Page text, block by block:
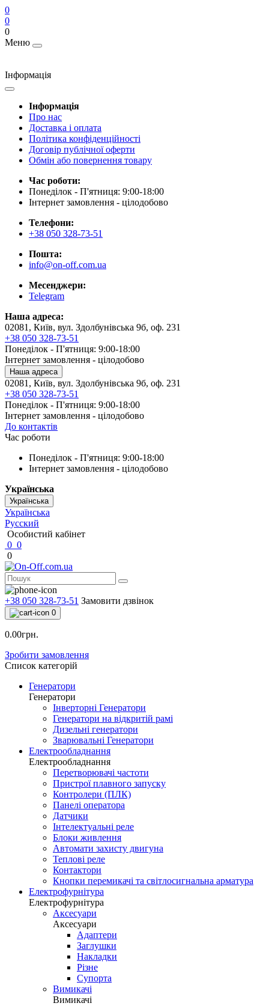
0
0
0
Меню
Інформація
Інформація
Про нас
Доставка і оплата
Політика конфіденційності
Договір публічної оферти
Обмін або повернення товару
Час роботи:
Понеділок - П'ятниця: 9:00-18:00
Інтернет замовлення - цілодобово
Телефони:
+38 050 328-73-51
Пошта:
info@on-off.com.ua
Месенджери:
Telegram
Наша адреса:
02081, Київ, вул. Здолбунівська 9б, оф. 231
+38 050 328-73-51
Понеділок - П'ятниця: 9:00-18:00
Інтернет замовлення - цілодобово
Наша адреса
02081, Київ, вул. Здолбунівська 9б, оф. 231
+38 050 328-73-51
Понеділок - П'ятниця: 9:00-18:00
Інтернет замовлення - цілодобово
До контактів
Час роботи
Понеділок - П'ятниця: 9:00-18:00
Інтернет замовлення - цілодобово
Українська
Українська
Українська
Русский
Особистий кабінет
0 0
0
+38 050 328-73-51 Замовити дзвінок
0
0.00грн.
Зробити замовлення
Список категорій
Генератори
Генератори
Інверторні Генератори
Генератори на відкритій рамі
Дизельні генератори
Зварювальні Генератори
Електрообладнання
Електрообладнання
Перетворювачі частоти
Пристрої плавного запуску
Контролери (ПЛК)
Панелі оператора
Датчики
Інтелектуальні реле
Блоки живлення
Автомати захисту двигуна
Теплові реле
Контактори
Кнопки перемикачі та світлосигнальна арматура
Електрофурнітура
Електрофурнітура
Аксесуари
Аксесуари
Адаптери
Заглушки
Накладки
Різне
Супорта
Вимикачі
Вимикачі